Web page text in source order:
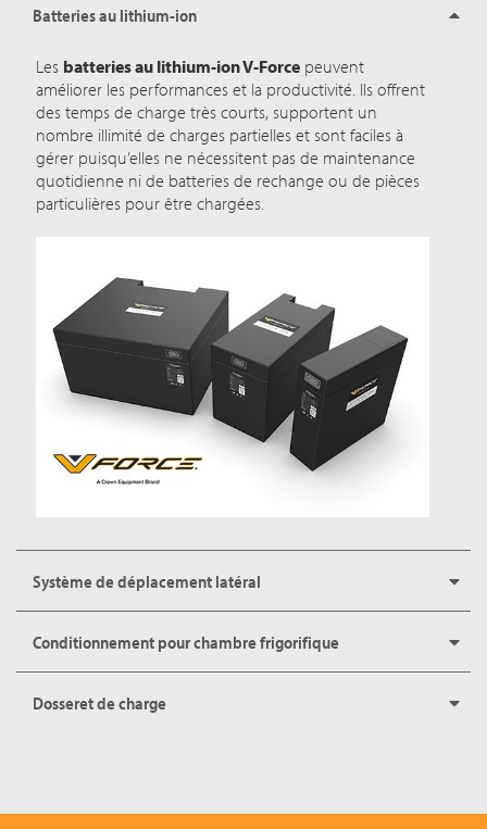
Batteries au lithium-ion
Les batteries au lithium-ion V-Force peuvent
améliorer les performances et la productivité. Ils offrent
des temps de charge très courts, supportent un
nombre illimité de charges partielles et sont faciles à
gérer puisqu’elles ne nécessitent pas de maintenance
quotidienne ni de batteries de rechange ou de pièces
particulières pour être chargées.
Système de déplacement latéral
Conditionnement pour chambre frigorifique
Dosseret de charge